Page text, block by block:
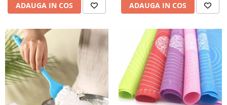
ADAUGA IN COS ADAUGA IN COS